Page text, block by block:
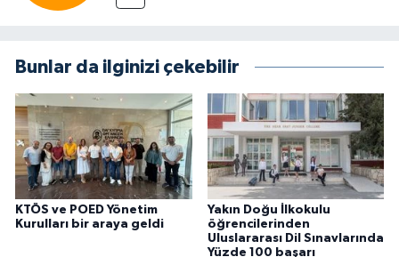
Bunlar da ilginizi çekebilir
KTÖS ve POED Yönetim
Kurulları bir araya geldi
Yakın Doğu İlkokulu
öğrencilerinden
Uluslararası Dil Sınavlarında
Yüzde 100 başarı